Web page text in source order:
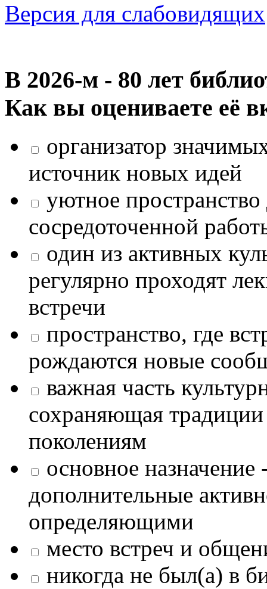
Версия для слабовидящих
В 2026‑м - 80 лет
Как вы оцениваете её
организатор
источник новых идей
уютное
сосредоточенной
один из активных
регулярно проходят
встречи
пространство, где
рождаются новые
важная часть
сохраняющая
поколениям
основное назначение
дополнительные
определяющими
место встреч и
никогда не был(а) в